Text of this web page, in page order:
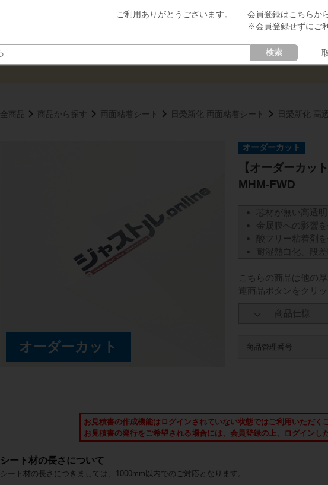
会員登録はこちらか
※会員登録せずにご
検索
全商品 商品から探す 両面粘着シート 日榮新化 両面粘着シート 日榮新化 高
【オーダーカッ
MHM-FWD
芯材が無い高透
金属膜への影響を
酸フリー粘着剤
耐湿熱白化、段
こちらの商品は他の
連商品ボタンをクリッ
商品仕様
商品管理番号
お見積書の作成機能はログインされていない状態では ご利用いただく
お見積書の発行をご希望される場合には、会員登録の上、
ログインし
シート材の長さについて
シート材の長さにつきましては、1000mm以内でのご対応となります。